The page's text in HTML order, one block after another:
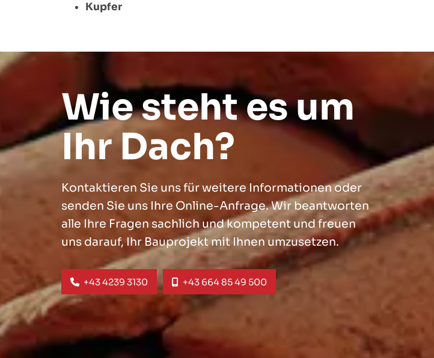
Kupfer
Wie steht es um
Ihr Dach?
Kontaktieren Sie uns für weitere Informationen oder
senden Sie uns Ihre Online-Anfrage. Wir beantworten
alle Ihre Fragen sachlich und kompetent und freuen
uns darauf, Ihr Bauprojekt mit Ihnen umzusetzen.
+43 4239 3130 +43 664 85 49 500